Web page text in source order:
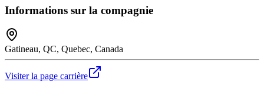
Informations sur la compagnie
Gatineau, QC, Quebec, Canada
Visiter la page carrière